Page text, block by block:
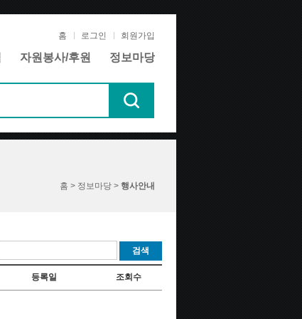
홈 로그인 회원가입
자원봉사/후원 정보마당
홈 > 정보마당 > 행사안내
검색
등록일 조회수